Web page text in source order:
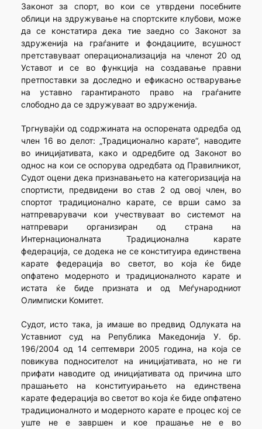
Законот за спорт, во кои се утврдени посебните
облици на здружување на спортските клубови, може
да се констатира дека тие заедно со Законот за
здруженија на граѓаните и фондациите, всушност
претставуваат операционализација на членот 20 од
Уставот и се во функција на создавање правни
претпоставки за доследно и ефикасно остварување
на уставно гарантираното право на граѓаните
слободно да се здружуваат во здруженија.
Тргнувајќи од содржината на оспорената одредба од
член 16 во делот: „Традиционално карате“, наводите
во иницијативата, како и одредбите од Законот во
однос на кои се оспорува одредбата од Правилникот,
Судот оцени дека признавањето на категоризација на
спортисти, предвидени во став 2 од овој член, во
спортот традиционално карате, се врши само за
натпреварувачи кои учествуваат во системот на
натпревари организиран од страна на
Интернационалната Традиционална карате
федерација, се додека не се конституира единствена
карате федерација во светот, во која ќе биде
опфатено модерното и традиционалното карате и
истата ќе биде призната и од Меѓународниот
Олимписки Комитет.
Судот, исто така, ја имаше во предвид Одлуката на
Уставниот суд на Република Македонија У. бр.
196/2004 од 14 септември 2005 година, на која се
повикува подносителот на иницијативата, но не ги
прифати наводите од иницијативата од причина што
прашањето на конституирањето на единствена
карате федерација во светот во која ќе биде опфатено
традиционалното и модерното карате е процес кој се
уште не е завршен и кое прашање не е во